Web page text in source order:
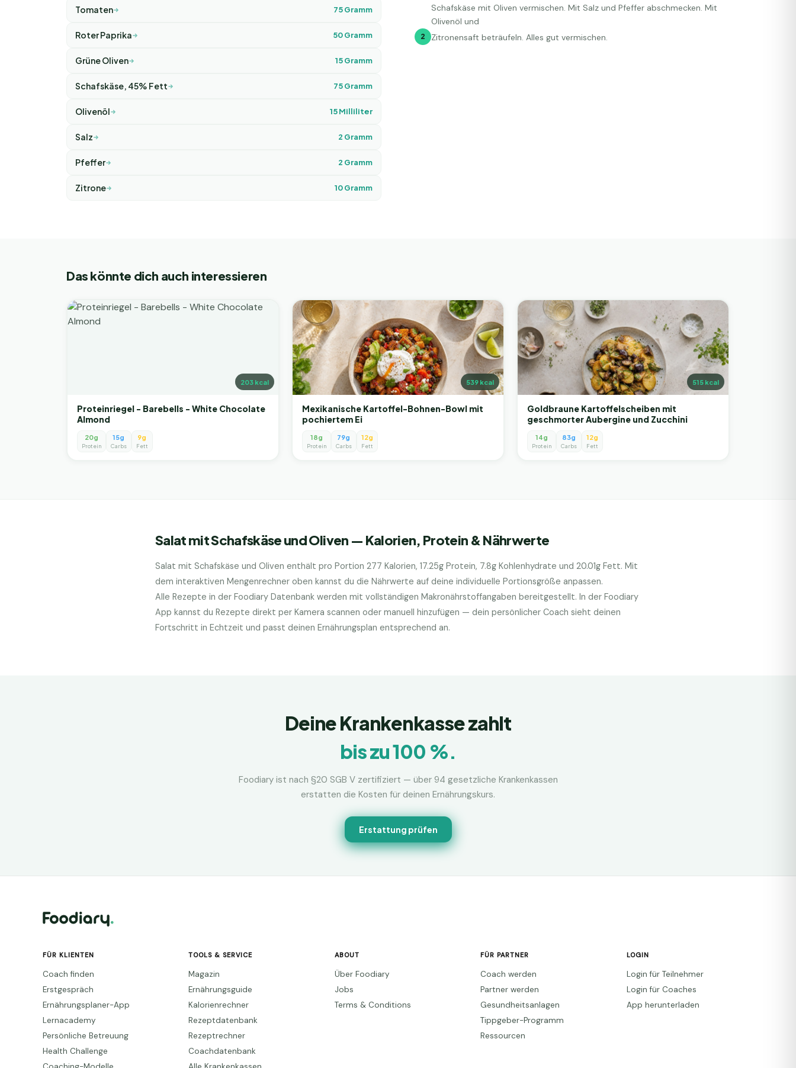
Tomaten 75Gramm
Roter Paprika 50Gramm
Grüne Oliven 15Gramm
Schafskäse, 45% Fett 75Gramm
Olivenöl 15Milliliter
Salz 2 Gramm
Pfeffer 2 Gramm
Zitrone 10Gramm
Schafskäse mit Oliven vermischen. Mit Salz und Pfeffer abschmecken. Mit
Olivenöl und
2 Zitronensaft beträufeln. Alles gut vermischen.
Das könnte dich auch interessieren
203kcal
Proteinriegel - Barebells - White Chocolate
Almond
20g
Protein
15g
Carbs
9g
Fett
539kcal
Mexikanische Kartoffel-Bohnen-Bowl mit
pochiertem Ei
18g
Protein
79g
Carbs
12g
Fett
515kcal
Goldbraune Kartoffelscheiben mit
geschmorter Aubergine und Zucchini
14g
Protein
83g
Carbs
12g
Fett
Salat mit Schafskäse und Oliven — Kalorien, Protein & Nährwerte
Salat mit Schafskäse und Oliven enthält pro Portion 277 Kalorien, 17.25g Protein, 7.8g Kohlenhydrate und 20.01g Fett. Mit
dem interaktiven Mengenrechner oben kannst du die Nährwerte auf deine individuelle Portionsgröße anpassen.
Alle Rezepte in der Foodiary Datenbank werden mit vollständigen Makronährstoffangaben bereitgestellt. In der Foodiary
App kannst du Rezepte direkt per Kamera scannen oder manuell hinzufügen — dein persönlicher Coach sieht deinen
Fortschritt in Echtzeit und passt deinen Ernährungsplan entsprechend an.
Deine Krankenkasse zahlt
bis zu 100 %.
Foodiary ist nach §20 SGB V zertifiziert — über 94 gesetzliche Krankenkassen
erstatten die Kosten für deinen Ernährungskurs.
Erstattung prüfen
FÜR KLIENTEN
Coach finden
Erstgespräch
Ernährungsplaner-App
Lernacademy
Persönliche Betreuung
Health Challenge
TOOLS & SERVICE
Magazin
Ernährungsguide
Kalorienrechner
Rezeptdatenbank
Rezeptrechner
Coachdatenbank
ABOUT
Über Foodiary
Jobs
Terms & Conditions
FÜR PARTNER
Coach werden
Partner werden
Gesundheitsanlagen
Tippgeber-Programm
Ressourcen
LOGIN
Login für Teilnehmer
Login für Coaches
App herunterladen